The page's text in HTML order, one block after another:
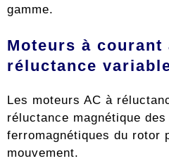
gamme.
Moteurs à
réluctance
Les moteurs AC à
réluctance magnétique
ferromagnétiques du rotor
mouvement.